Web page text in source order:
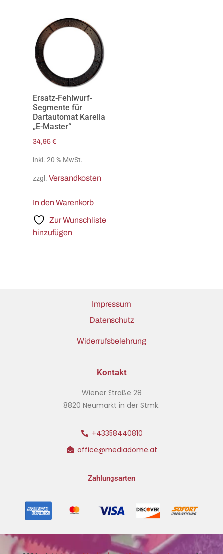
Ersatz-Fehlwurf-
Segmente für
Dartautomat Karella
„E-Master“
34,95 €
inkl. 20 % MwSt.
zzgl. Versandkosten
In den Warenkorb
Zur Wunschliste
hinzufügen
Impressum
Datenschutz
Widerrufsbelehrung
Kontakt
Wiener Straße 28
8820 Neumarkt in der Stmk.
+43358440810
office@mediadome.at
Zahlungsarten